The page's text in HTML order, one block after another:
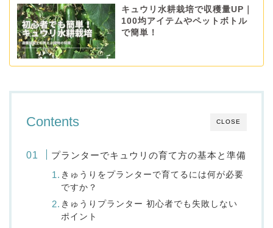
キュウリ水耕栽培で収穫量UP｜
100均アイテムやペットボトル
で簡単！
CLOSE
Contents
プランターでキュウリの育て方の基本と準備
きゅうりをプランターで育てるには何が必要
ですか？
きゅうりプランター 初心者でも失敗しない
ポイント